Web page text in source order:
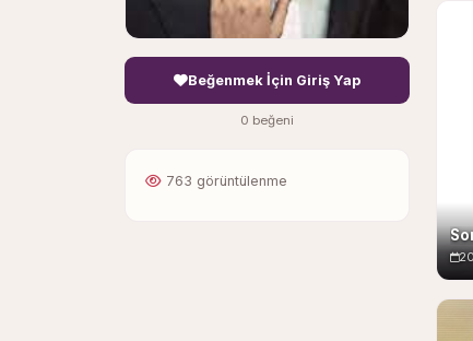
Beğenmek İçin Giriş Yap
0 beğeni
763 görüntülenme